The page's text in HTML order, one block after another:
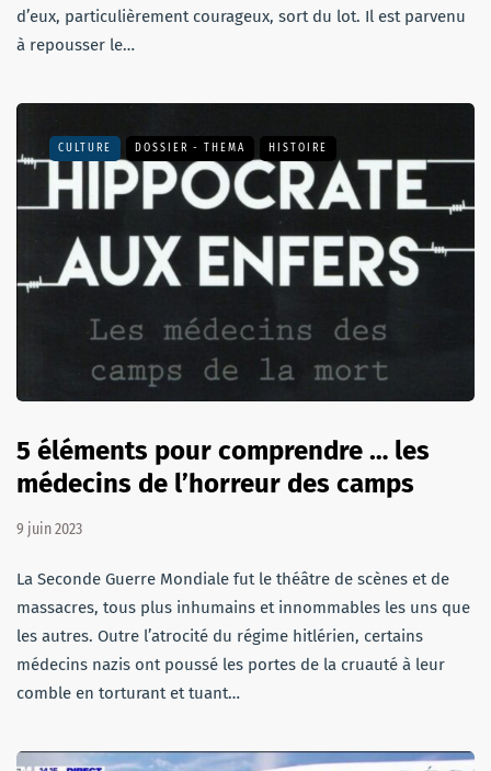
d’eux, particulièrement courageux, sort du lot. Il est parvenu
à repousser le…
CULTURE DOSSIER - THEMA HISTOIRE
5 éléments pour comprendre … les
médecins de l’horreur des camps
9 juin 2023
La Seconde Guerre Mondiale fut le théâtre de scènes et de
massacres, tous plus inhumains et innommables les uns que
les autres. Outre l’atrocité du régime hitlérien, certains
médecins nazis ont poussé les portes de la cruauté à leur
comble en torturant et tuant…